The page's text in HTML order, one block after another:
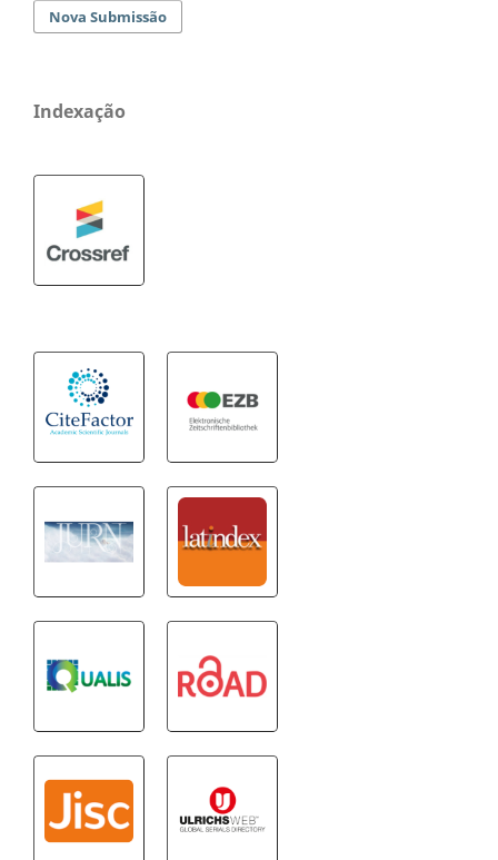
Nova Submissão
Indexação